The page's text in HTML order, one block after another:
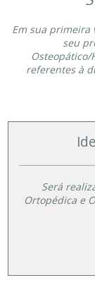
Em sua primeira
seu
referentes à
Será
Ortopédica e